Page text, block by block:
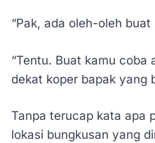
“Pak, ada oleh-oleh buat
“Tentu. Buat kamu coba
dekat koper bapak yang
Tanpa terucap kata apa
lokasi bungkusan yang